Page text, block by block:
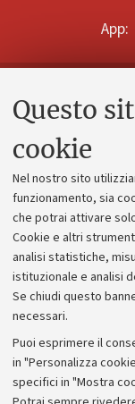
Questo
cookie
Nel nostro sito
funzionamento, sia
che potrai attivare
Cookie e altri
analisi statistiche,
istituzionale e analisi
Se chiudi questo
necessari.
Puoi esprimere il
in "Personalizza
specifici in "Mostra
App: